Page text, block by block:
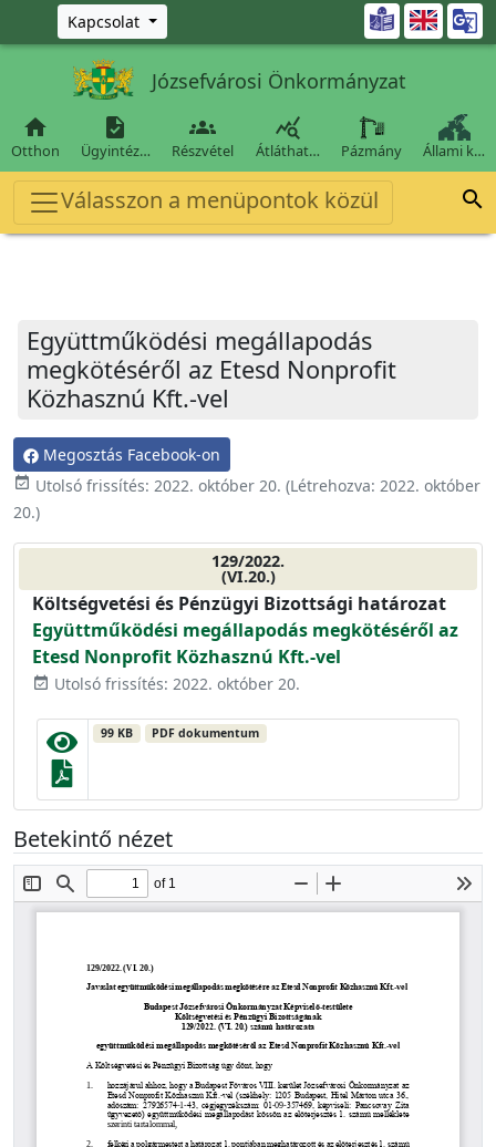
Ugrás a fő tartalomra
Kapcsolat 
Józsefvárosi Önkormányzat

Otthon

Ügyintéz…

Részvétel

Átláthat… Pázmány Állami k…
Válasszon a menüpontok közül 
Együttműködési megállapodás
megkötéséről az Etesd Nonprofit
Közhasznú Kft.-vel
Megosztás Facebook-on
event_available Utolsó frissítés: 2022. október 20. (Létrehozva: 2022. október
20.)
129/2022.
(VI.20.)
Költségvetési és Pénzügyi Bizottsági határozat
Együttműködési megállapodás megkötéséről az
Etesd Nonprofit Közhasznú Kft.-vel
event_available Utolsó frissítés: 2022. október 20.
99 KB PDF dokumentum
Betekintő nézet